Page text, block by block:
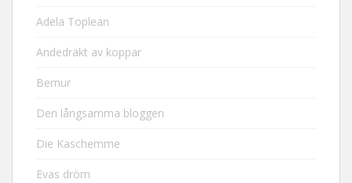
Adela Toplean
Andedräkt av koppar
Bernur
Den långsamma bloggen
Die Kaschemme
Evas dröm